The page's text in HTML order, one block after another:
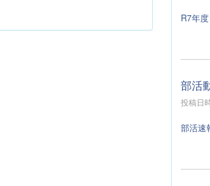
R7年
部活
投稿日
部活速